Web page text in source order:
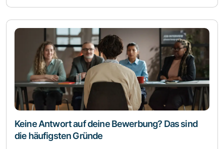
Keine Antwort auf deine Bewerbung? Das sind
die häufigsten Gründe